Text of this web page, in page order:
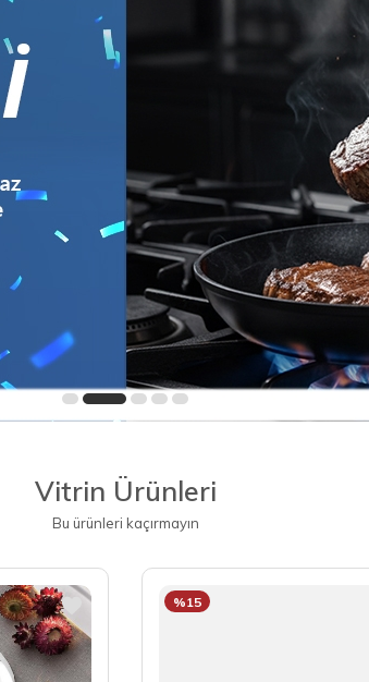
Vitrin Ürünleri
Bu ürünleri kaçırmayın
%15